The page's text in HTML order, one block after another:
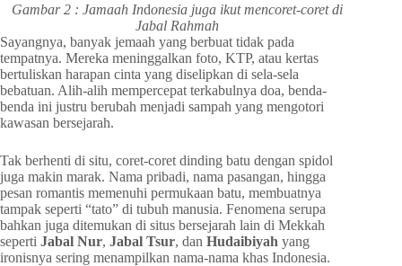
Gambar 2 : Jamaah Indonesia juga ikut mencoret-coret di
Jabal Rahmah
Sayangnya, banyak jemaah yang berbuat tidak pada
tempatnya. Mereka meninggalkan foto, KTP, atau kertas
bertuliskan harapan cinta yang diselipkan di sela-sela
bebatuan. Alih-alih mempercepat terkabulnya doa, benda-
benda ini justru berubah menjadi sampah yang mengotori
kawasan bersejarah.
Tak berhenti di situ, coret-coret dinding batu dengan spidol
juga makin marak. Nama pribadi, nama pasangan, hingga
pesan romantis memenuhi permukaan batu, membuatnya
tampak seperti “tato” di tubuh manusia. Fenomena serupa
bahkan juga ditemukan di situs bersejarah lain di Mekkah
seperti Jabal Nur, Jabal Tsur, dan Hudaibiyah yang
ironisnya sering menampilkan nama-nama khas Indonesia.